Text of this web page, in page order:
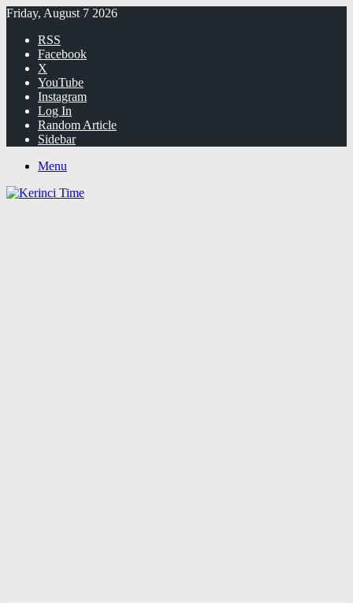
Friday, August 7 2026
RSS
Facebook
X
YouTube
Instagram
Log In
Random Article
Sidebar
Menu